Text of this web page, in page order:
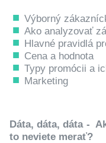
Výborný
Ako analyzovať
Hlavné pravidlá
Cena a hodnota
Typy promócii a
Marketing
Dáta, dáta, dáta -
to neviete merať?